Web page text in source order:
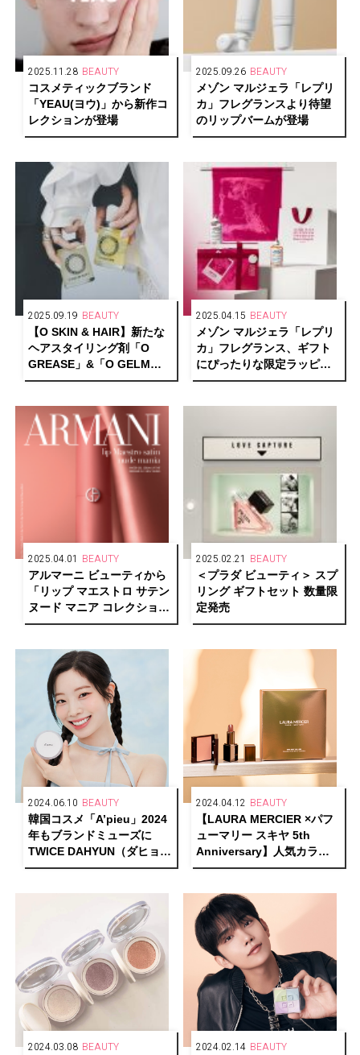
2025.11.28 BEAUTY
コスメティックブランド
「YEAU(ヨウ)」から新作コ
レクションが登場
2025.09.26 BEAUTY
メゾン マルジェラ「レプリ
カ」フレグランスより待望
のリップバームが登場
2025.09.19 BEAUTY
【O SKIN & HAIR】新たな
ヘアスタイリング剤「O
GREASE」&「O GELM
SOFT」が誕生
2025.04.15 BEAUTY
メゾン マルジェラ「レプリ
カ」フレグランス、ギフト
にぴったりな限定ラッピン
グが登場
2025.04.01 BEAUTY
アルマーニ ビューティから
「リップ マエストロ サテン
ヌード マニア コレクション
2025」が数量限定で新登場
2025.02.21 BEAUTY
＜プラダ ビューティ＞ スプ
リング ギフトセット 数量限
定発売
2024.06.10 BEAUTY
韓国コスメ「A’pieu」2024
年もブランドミューズに
TWICE DAHYUN（ダヒョ
ン）を起用し新ビジュアル
2024.04.12 BEAUTY
【LAURA MERCIER ×パフ
ューマリー スキヤ 5th
Anniversary】人気カラー
アイテムの日本限定キット
2024.03.08 BEAUTY 2024.02.14 BEAUTY